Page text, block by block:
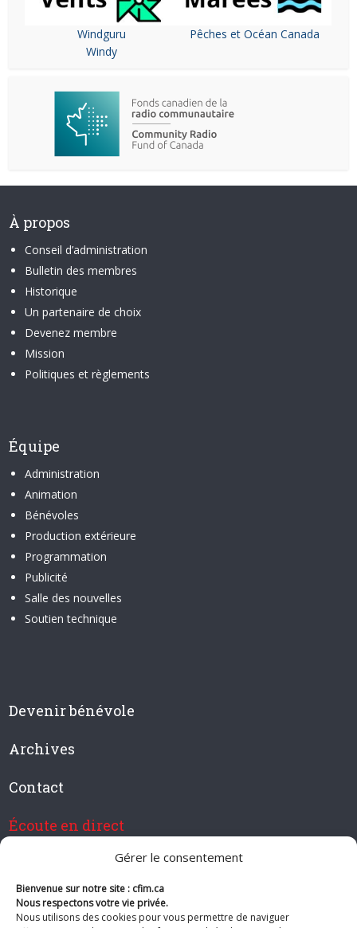
Gérer le consentement
Bienvenue sur notre site : cfim.ca
Nous respectons votre vie privée.
Nous utilisons des cookies pour vous permettre de naviguer
Windguru
Windy
Pêches et Océan Canada
À propos
Conseil d’administration
Bulletin des membres
Historique
Un partenaire de choix
Devenez membre
Mission
Politiques et règlements
Équipe
Administration
Animation
Bénévoles
Production extérieure
Programmation
Publicité
Salle des nouvelles
Soutien technique
Devenir bénévole
Archives
Contact
Écoute en direct
Devenir membre de CFIM